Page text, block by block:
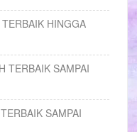
HINGGA
TERBAIK SAMPAI
SAMPAI